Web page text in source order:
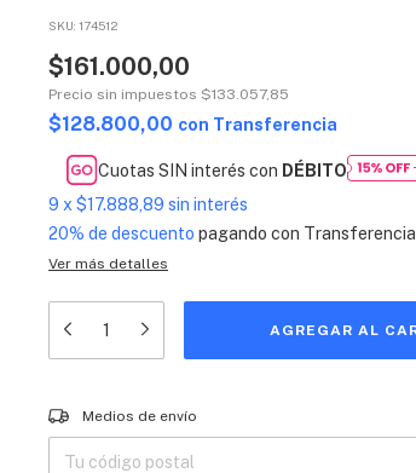
SKU: 174512
$161.000,00
Precio sin impuestos $133.057,85
$128.800,00 con Transferencia
Cuotas SIN interés con DÉBITO
9 x $17.888,89 sin interés
20% de descuento pagando con Transferencia
Ver más detalles
Entregas para el CP:
Medios de envío